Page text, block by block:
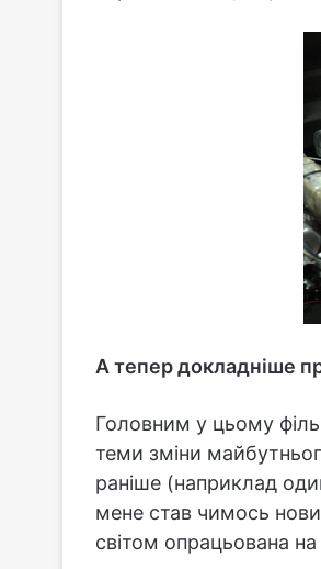
А тепер докладніше
Головним у цьому
теми зміни
раніше (наприклад
мене став чимось
світом опрацьована